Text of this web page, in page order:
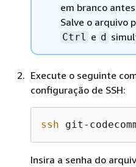
em branco
Salve o arquivo
Ctrl e d
Execute o seguinte
configuração de SSH:
ssh git-
Insira a senha do